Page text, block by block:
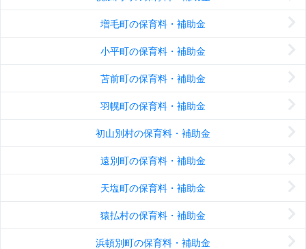
増毛町の保育料・補助金
小平町の保育料・補助金
苫前町の保育料・補助金
羽幌町の保育料・補助金
初山別村の保育料・補助金
遠別町の保育料・補助金
天塩町の保育料・補助金
猿払村の保育料・補助金
浜頓別町の保育料・補助金